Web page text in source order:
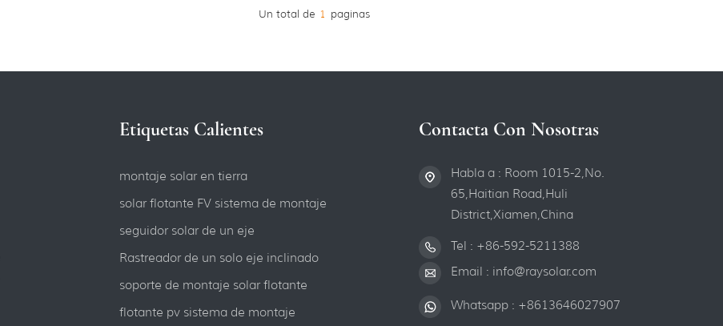
Un total de 1 paginas
Etiquetas Calientes
montaje solar en tierra
solar flotante FV sistema de montaje
seguidor solar de un eje
Rastreador de un solo eje inclinado
soporte de montaje solar flotante
flotante pv sistema de montaje
Contacta Con Nosotras
Habla a : Room 1015-2,No.
65,Haitian Road,Huli
District,Xiamen,China
Tel : +86-592-5211388
Email : info@raysolar.com
Whatsapp : +8613646027907